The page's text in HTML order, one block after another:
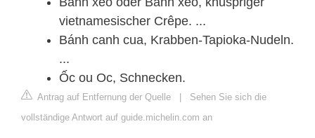
vietnamesischer Crêpe. ...
Bánh canh cua, Krabben-Tapioka-Nudeln.
...
Ốc ou Oc, Schnecken.
Antrag auf Entfernung der Quelle | Sehen Sie sich die
vollständige Antwort auf guide.michelin.com an